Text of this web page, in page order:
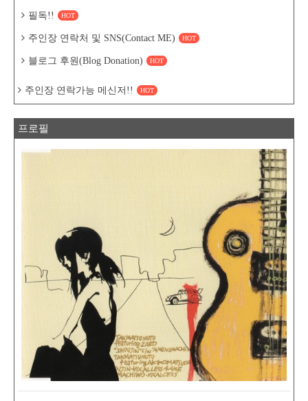
필독!! HOT
주인장 연락처 및 SNS(Contact ME) HOT
블로그 후원(Blog Donation) HOT
주인장 연락가능 메신저!! HOT
프로필